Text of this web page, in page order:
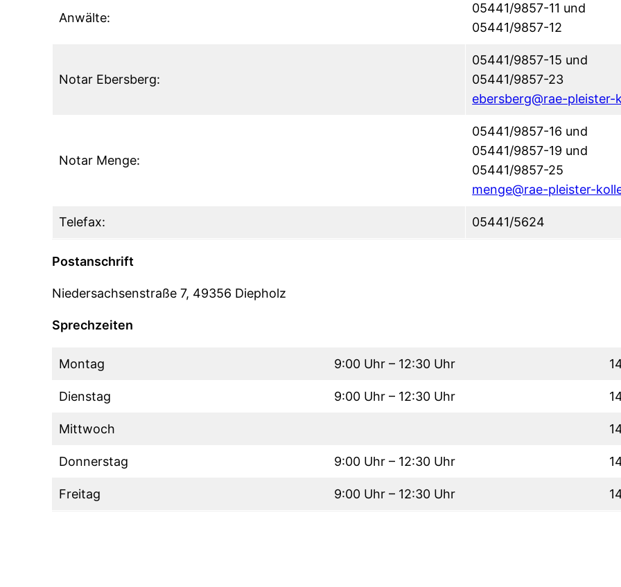
Anwälte:
05441/9857-11 und
05441/9857-12
Notar Ebersberg:
05441/9857-15 und
05441/9857-23
ebersberg@rae-pleister-
Notar Menge:
05441/9857-16 und
05441/9857-19 und
05441/9857-25
menge@rae-pleister-
Telefax: 05441/5624
Postanschrift
Niedersachsenstraße 7, 49356 Diepholz
Sprechzeiten
Montag 9:00 Uhr – 12:30 Uhr
Dienstag 9:00 Uhr – 12:30 Uhr
Mittwoch
Donnerstag 9:00 Uhr – 12:30 Uhr
Freitag 9:00 Uhr – 12:30 Uhr